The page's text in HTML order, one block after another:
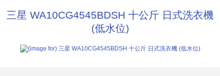
三星 WA10CG4545BDSH 十公斤 日式洗衣機
(低水位)